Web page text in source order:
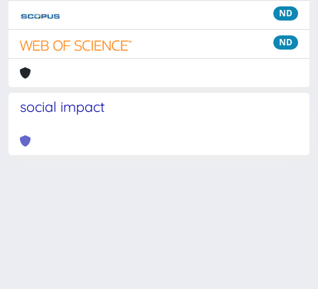
ND
ND
social impact